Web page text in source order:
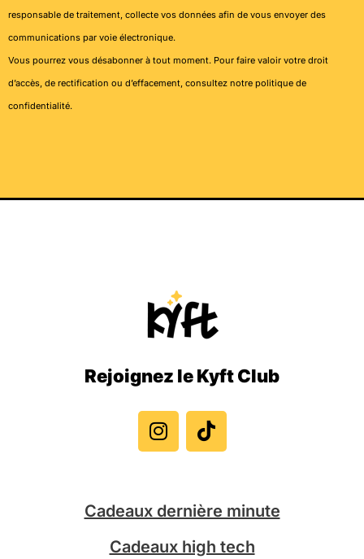
responsable de traitement, collecte vos données afin de vous envoyer des
communications par voie électronique.
Vous pourrez vous désabonner à tout moment. Pour faire valoir votre droit
d’accès, de rectification ou d’effacement, consultez notre politique de
confidentialité.
Rejoignez le Kyft Club
n
s
t
r
a
i
k
t
Cadeaux dernière minute
Cadeaux high tech